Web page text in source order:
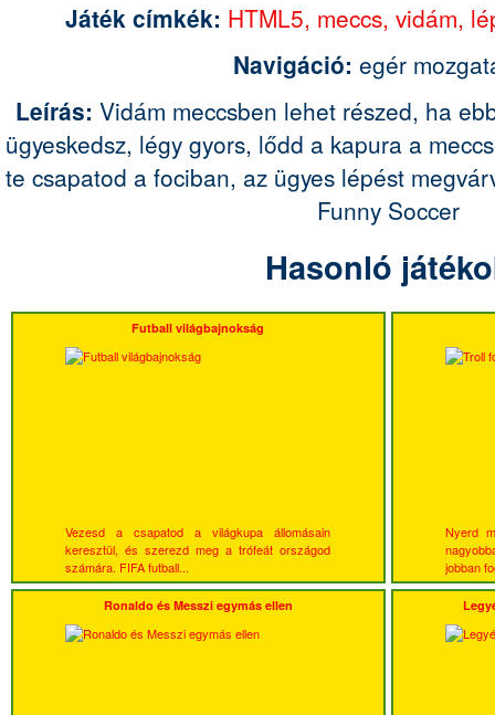
Játék címkék: HTML5, meccs, vidám,
Navigáció: egér
Leírás: Vidám meccsben lehet részed, ha
ügyeskedsz, légy gyors, lődd a kapura a
te csapatod a fociban, az ügyes lépést
Funny Soccer
Hasonló
Futball világbajnokság
Vezesd a csapatod a világkupa állomásain
keresztül, és szerezd meg a trófeát országod
számára. FIFA futball...
Nyerd
jobban
Ronaldo és Messzi egymás ellen